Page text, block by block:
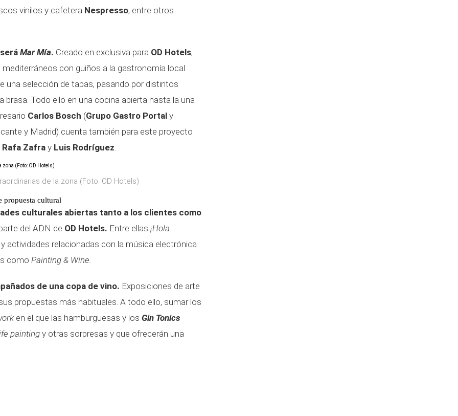
vinilos y cafetera Nespresso, entre otros
Mar Mía. Creado en exclusiva para OD Hotels,
con guiños a la gastronomía local
una selección de tapas, pasando por distintos
brasa. Todo ello en una cocina abierta hasta la una
Carlos Bosch (Grupo Gastro Portal y
y Madrid) cuenta también para este proyecto
Rafa Zafra y Luis Rodríguez.
de la zona (Foto: OD Hotels)
propuesta cultural
culturales abiertas tanto a los clientes como
del ADN de OD Hotels. Entre ellas ¡Hola
actividades relacionadas con la música electrónica
como Painting & Wine.
de una copa de vino. Exposiciones de arte
propuestas más habituales. A todo ello, sumar los
en el que las hamburguesas y los Gin Tonics
painting y otras sorpresas y que ofrecerán una